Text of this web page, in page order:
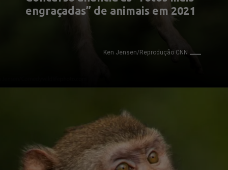
engraçadas” de animais em 2021
Ken Jensen/Reprodução CNN